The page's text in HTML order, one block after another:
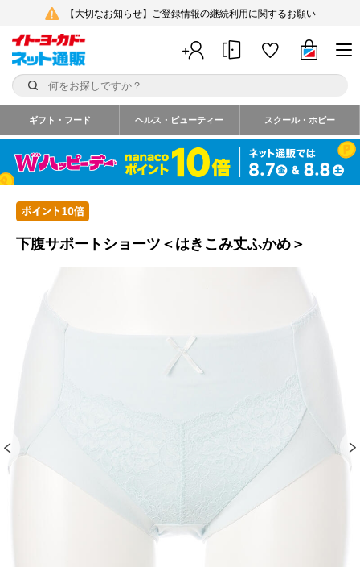
【大切なお知らせ】ご登録情報の継続利用に関するお願い
ギフト・フード ヘルス・ビューティー スクール・ホビー
下腹サポートショーツ＜はきこみ丈ふかめ＞